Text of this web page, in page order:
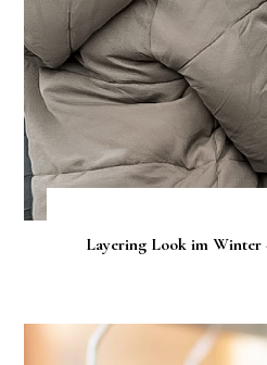
Layering Look im